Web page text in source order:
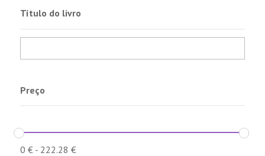
Título do livro
Preço
0 €- 222.28 €